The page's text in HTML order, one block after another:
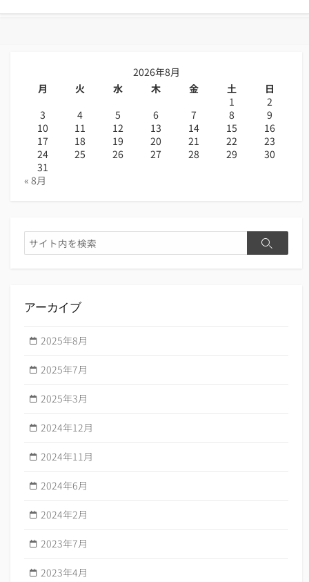
2026年8月
月
火 水 木 金 土
日
1
2
3
4 5 6 7 8
9
10
11 12 13 14 15
16
17
18 19 20 21 22
23
24
25 26 27 28 29
30
31
« 8月
検
索
検
アーカイブ
2025年8月
2025年7月
2025年3月
2024年12月
2024年11月
2024年6月
2024年2月
2023年7月
2023年4月